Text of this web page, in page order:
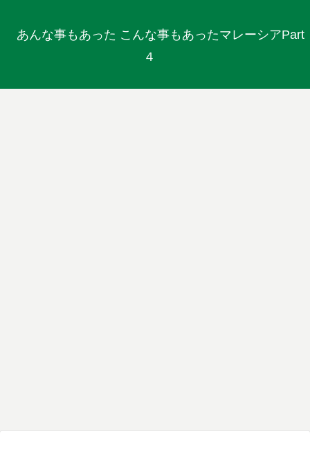
あんな事もあった こんな事もあったマレーシアPart
４